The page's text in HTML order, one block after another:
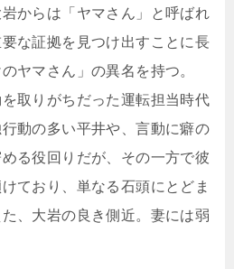
からは「ヤマさん」と呼ばれ
な証拠を見つけ出すことに長
ヤマさん」の異名を持つ。
取りがちだった運転担当時代
動の多い平井や、言動に癖の
る役回りだが、その一方で彼
ており、単なる石頭にとどま
、大岩の良き側近。妻には弱